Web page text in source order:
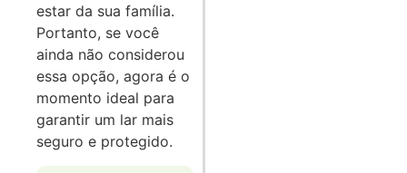
estar da sua família.
Portanto, se você
ainda não considerou
essa opção, agora é o
momento ideal para
garantir um lar mais
seguro e protegido.